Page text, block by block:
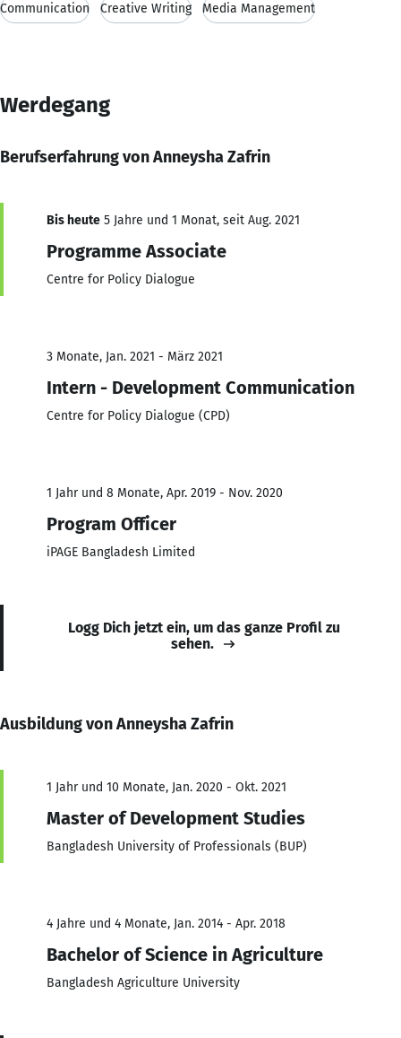
Communication Creative Writing Media Management
Werdegang
Berufserfahrung von Anneysha Zafrin
Bis heute 5 Jahre und 1 Monat, seit Aug. 2021
Programme Associate
Centre for Policy Dialogue
3 Monate, Jan. 2021 - März 2021
Intern - Development Communication
Centre for Policy Dialogue (CPD)
1 Jahr und 8 Monate, Apr. 2019 - Nov. 2020
Program Officer
iPAGE Bangladesh Limited
Logg Dich jetzt ein, um das ganze Profil zu
sehen.
Ausbildung von Anneysha Zafrin
1 Jahr und 10 Monate, Jan. 2020 - Okt. 2021
Master of Development Studies
Bangladesh University of Professionals (BUP)
4 Jahre und 4 Monate, Jan. 2014 - Apr. 2018
Bachelor of Science in Agriculture
Bangladesh Agriculture University